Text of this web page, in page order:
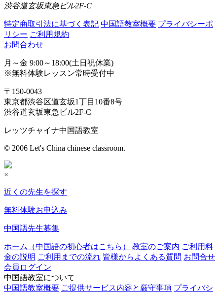
渋谷道玄坂東急ビル2F-C
特定商取引法に基づく表記 中国語教室概要 プライバシーポ
リシー ご利用規約
お問合わせ
月～金 9:00～18:00(土日祝休業)
※無料体験レッスン常時受付中
〒150-0043
東京都渋谷区道玄坂1丁目10番8号
渋谷道玄坂東急ビル2F-C
レッツチャイナ中国語教室
© 2006 Let's China chinese classroom.
×
近くの先生を探す
無料体験お申込み
中国語先生募集
ホーム（中国語の初心者はこちら） 教室のご案内 ご利用料
金の説明 ご利用までの流れ 皆様からよくある質問 お問合せ
会員ログイン
中国語教室について
中国語教室概要 ご提供サービス内容と厳守事項 プライバシ